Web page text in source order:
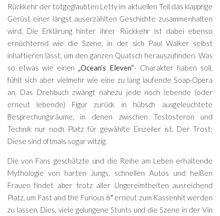
Rückkehr der totgeglaubten Letty im aktuellen Teil das klapprige
Gerüst einer längst auserzählten Geschichte zusammenhalten
wird. Die Erklärung hinter ihrer Rückkehr ist dabei ebenso
ernüchternd wie die Szene, in der sich Paul Walker selbst
inhaftieren lässt, um den ganzen Quatsch herauszufinden. Was
so etwas wie einen„Ocean’s Eleven“- Charakter haben soll,
fühlt sich aber vielmehr wie eine zu lang laufende Soap-Opera
an. Das Drehbuch zwängt nahezu jede noch lebende (oder
erneut lebende) Figur zurück in hübsch ausgeleuchtete
Besprechungsräume, in denen zwischen Testosteron und
Technik nur noch Platz für gewählte Einzeiler ist. Der Trost:
Diese sind oftmals sogar witzig.
Die von Fans geschätzte und die Reihe am Leben erhaltende
Mythologie von harten Jungs, schnellen Autos und heißen
Frauen findet aber trotz aller Ungereimtheiten ausreichend
Platz, um Fast and the Furious 6″ erneut zum Kassenhit werden
zu lassen. Dies, viele gelungene Stunts und die Szene in der Vin